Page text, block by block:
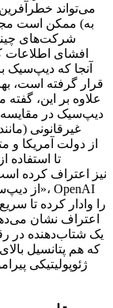
می‌تواند
ممکن است
افشای
آنجا که دیپ‌سیک
قرار گرفته است،
دیپ‌سیک در مقایسه
غیرقانونی
تا استفاده
را وادار کرده تا
اعتراف نشان
یک شتاب‌دهنده در
که هم پتانسیل
ژئوپولیتیکی